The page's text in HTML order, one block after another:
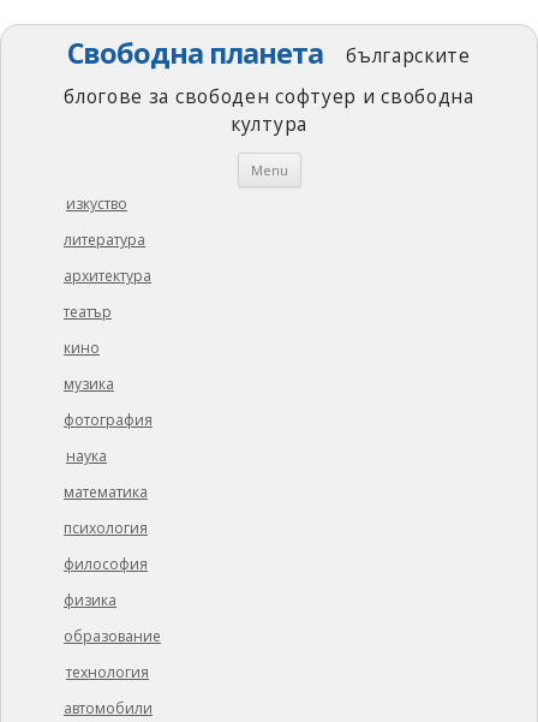
Свободна планета
българските
блогове за свободен софтуер и свободна
култура
Menu Skip
изкуство
литература
архитектура
театър
кино
музика
фотография
наука
математика
психология
философия
физика
образование
технология
автомобили